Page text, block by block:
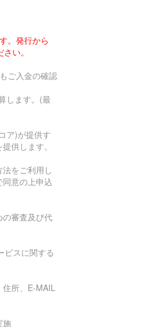
。発行から
い。
ご入金の確認
します。(最
ア)が提供す
供します。
をご利用し
意の上申込
審査及び代
ビスに関する
住所、E-MAIL
施